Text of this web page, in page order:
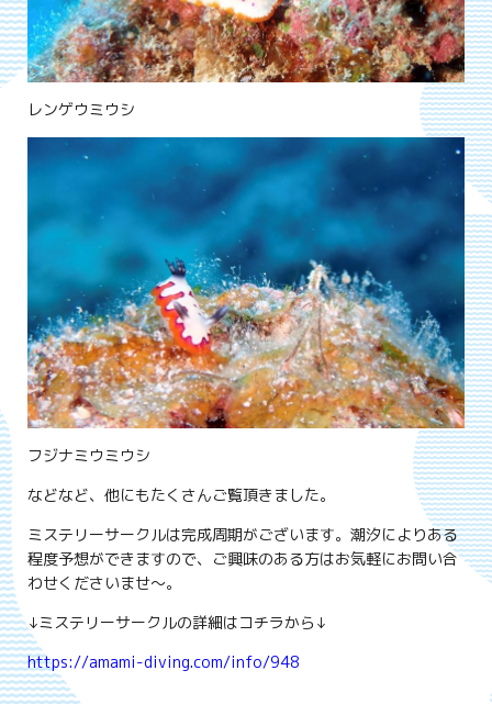
レンゲウミウシ
フジナミウミウシ
などなど、他にもたくさんご覧頂きました。
ミステリーサークルは完成周期がございます。潮汐によりある
程度予想ができますので、ご興味のある方はお気軽にお問い合
わせくださいませ～。
↓ミステリーサークルの詳細はコチラから↓
https://amami-diving.com/info/948